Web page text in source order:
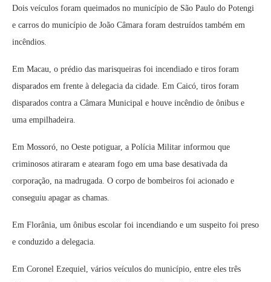
Dois veículos foram queimados no município de São Paulo do Potengi
e carros do município de João Câmara foram destruídos também em
incêndios.
Em Macau, o prédio das marisqueiras foi incendiado e tiros foram
disparados em frente à delegacia da cidade. Em Caicó, tiros foram
disparados contra a Câmara Municipal e houve incêndio de ônibus e
uma empilhadeira.
Em Mossoró, no Oeste potiguar, a Polícia Militar informou que
criminosos atiraram e atearam fogo em uma base desativada da
corporação, na madrugada. O corpo de bombeiros foi acionado e
conseguiu apagar as chamas.
Em Florânia, um ônibus escolar foi incendiando e um suspeito foi preso
e conduzido a delegacia.
Em Coronel Ezequiel, vários veículos do município, entre eles três